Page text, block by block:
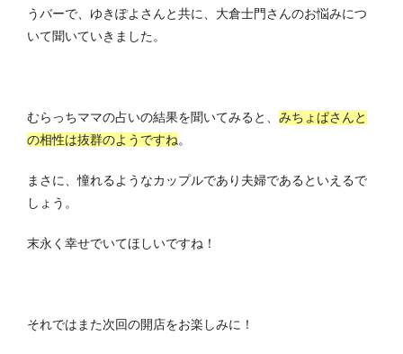
うバーで、ゆきぽよさんと共に、大倉士門さんのお悩みにつ
いて聞いていきました。
むらっちママの占いの結果を聞いてみると、 みちょぱさんと
の相性は抜群のようですね。
まさに、憧れるようなカップルであり夫婦であるといえるで
しょう。
末永く幸せでいてほしいですね！
それではまた次回の開店をお楽しみに！